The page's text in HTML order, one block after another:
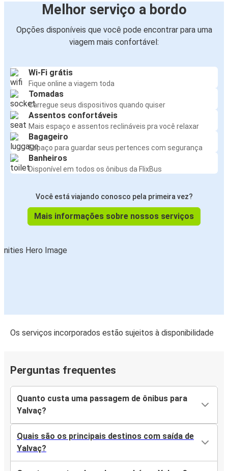
Melhor serviço a bordo
Opções disponíveis que você pode encontrar para uma
viagem mais confortável:
Wi-Fi grátis
Fique online a viagem toda
Tomadas
Carregue seus dispositivos quando quiser
Assentos confortáveis
Mais espaço e assentos reclináveis pra você relaxar
Bagageiro
Espaço para guardar seus pertences com segurança
Banheiros
Disponível em todos os ônibus da FlixBus
Você está viajando conosco pela primeira vez?
Mais informações sobre nossos serviços
Os serviços incorporados estão sujeitos à disponibilidade
Perguntas frequentes
Quanto custa uma passagem de ônibus para
Yalvaç?
Quais são os principais destinos com saída de
Yalvaç?